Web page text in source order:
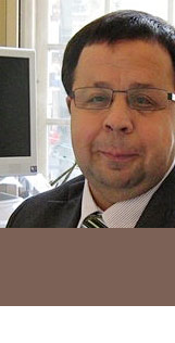
Spring
naar
hoofdnavigatie
naar
hoofd
inhoud
Spring
naar
voettekst